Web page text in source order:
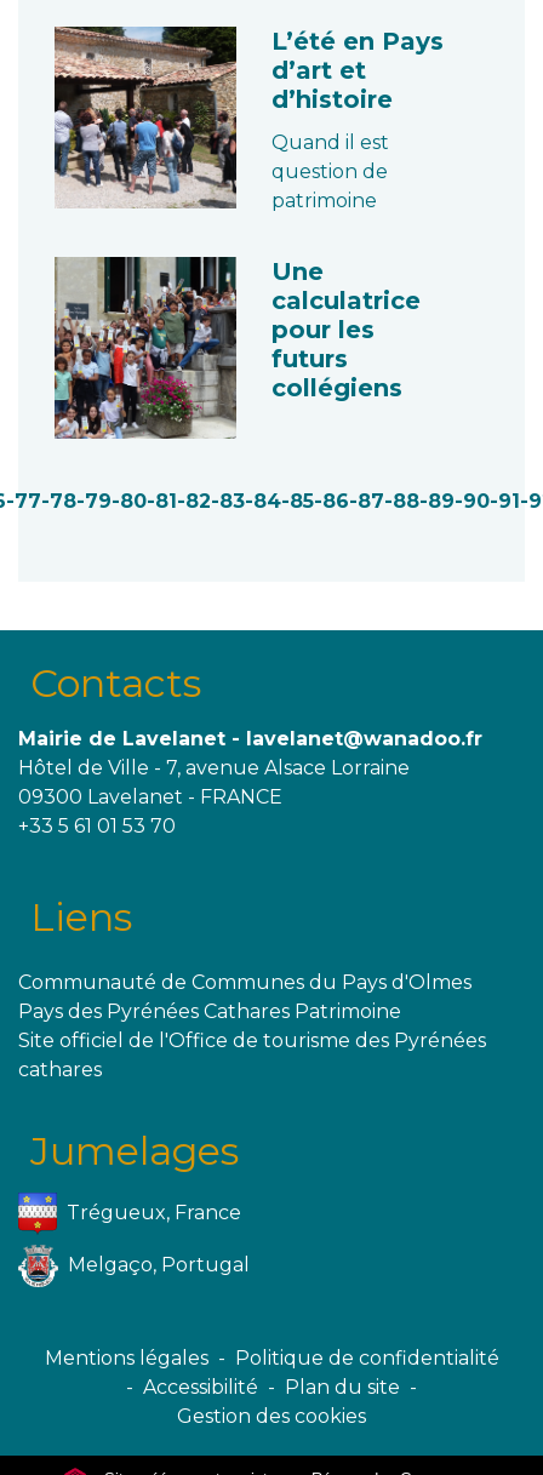
L’été en Pays
d’art et
d’histoire
Quand il est
question de
patrimoine
Une
calculatrice
pour les
futurs
collégiens
-77-78-79-80-81-82-83-84-85-86-87-88-89-90-91-
Contacts
Mairie de Lavelanet - lavelanet@wanadoo.fr
Hôtel de Ville - 7, avenue Alsace Lorraine
09300 Lavelanet - FRANCE
+33 5 61 01 53 70
Liens
Communauté de Communes du Pays d'Olmes
Pays des Pyrénées Cathares Patrimoine
Site officiel de l'Office de tourisme des Pyrénées
cathares
Jumelages
Trégueux, France
Melgaço, Portugal
Mentions légales - Politique de confidentialité
- Accessibilité - Plan du site -
Gestion des cookies